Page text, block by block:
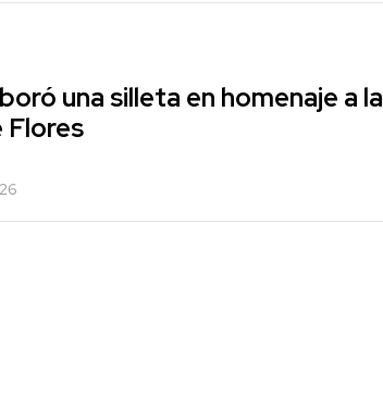
una silleta en homenaje a la
Flores